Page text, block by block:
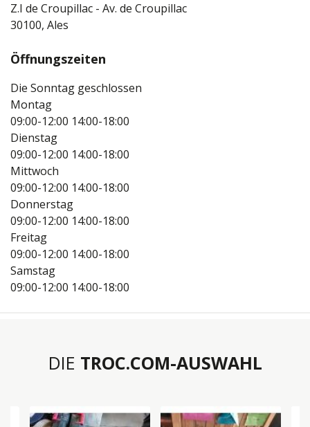
Z.I de Croupillac - Av. de Croupillac
30100, Ales
Öffnungszeiten
Die Sonntag geschlossen
Montag
09:00-12:00 14:00-18:00
Dienstag
09:00-12:00 14:00-18:00
Mittwoch
09:00-12:00 14:00-18:00
Donnerstag
09:00-12:00 14:00-18:00
Freitag
09:00-12:00 14:00-18:00
Samstag
09:00-12:00 14:00-18:00
DIE TROC.COM-AUSWAHL